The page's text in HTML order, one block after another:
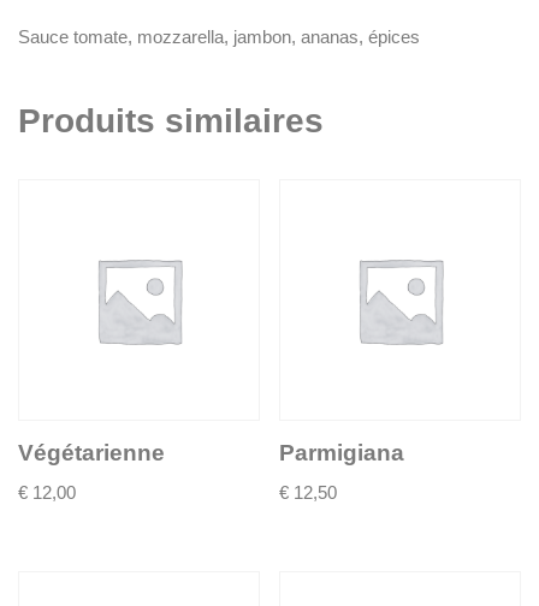
Sauce tomate, mozzarella, jambon, ananas, épices
Produits similaires
Végétarienne
€ 12,00
Parmigiana
€ 12,50